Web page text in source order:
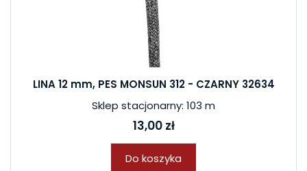
LINA 12 mm, PES MONSUN 312 - CZARNY 32634
Sklep stacjonarny: 103 m
13,00 zł
Do koszyka